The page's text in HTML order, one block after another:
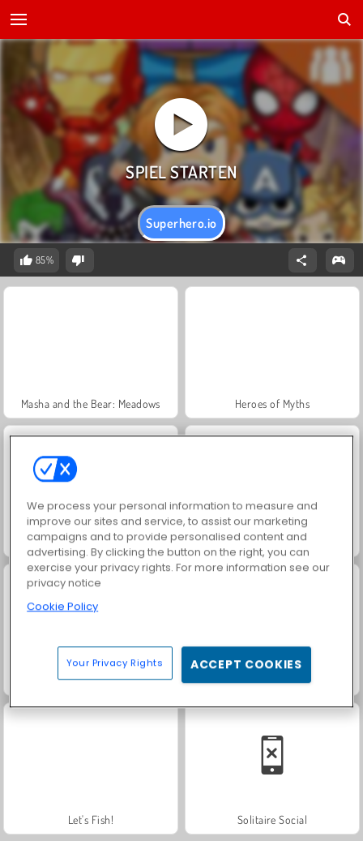
Superhero.io
85%
Masha and the Bear: Meadows Heroes of Myths
Royal Story Rummy World
Scala 40 Charm Farm
Let's Fish! Solitaire Social
We process your personal information to measure and
improve our sites and service, to assist our marketing
campaigns and to provide personalised content and
advertising. By clicking the button on the right, you can
exercise your privacy rights. For more information see our
privacy notice
Cookie Policy
Your Privacy Rights ACCEPT COOKIES